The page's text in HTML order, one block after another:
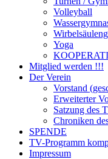
Volleyball
Yoga
Mitglied werden !!!
Der Verein
Vorstand
Erweiterter
Satzung des
Chroniken
SPENDE
TV-Programm
Impressum